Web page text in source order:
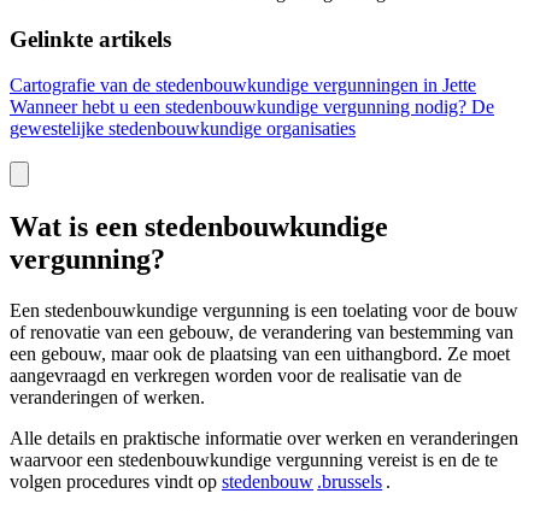
Gelinkte artikels
Cartografie van de stedenbouwkundige vergunningen in Jette
Wanneer hebt u een stedenbouwkundige vergunning nodig? De
gewestelijke stedenbouwkundige organisaties
Wat is een stedenbouwkundige
vergunning?
Een stedenbouwkundige vergunning is een toelating voor de bouw
of renovatie van een gebouw, de verandering van bestemming van
een gebouw, maar ook de plaatsing van een uithangbord. Ze moet
aangevraagd en verkregen worden voor de realisatie van de
veranderingen of werken.
Alle details en praktische informatie over werken en veranderingen
waarvoor een stedenbouwkundige vergunning vereist is en de te
volgen procedures vindt op stedenbouw .brussels .